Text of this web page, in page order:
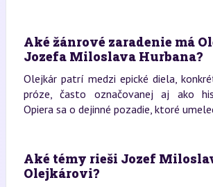
Aké žánrové zaradenie má
Jozefa Miloslava Hurbana?
Olejkár patrí medzi epické diela,
próze, často označovanej aj ako
Opiera sa o dejinné pozadie, ktoré
Aké témy rieši Jozef
Olejkárovi?